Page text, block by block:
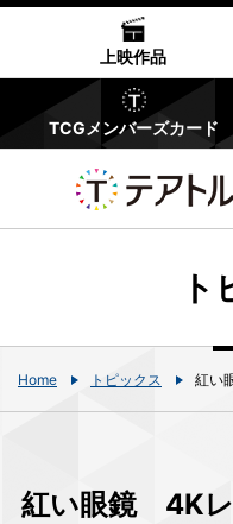
上映作品
TCGメンバーズカード
ト
Home トピックス 紅い
紅い眼鏡 4Kレ